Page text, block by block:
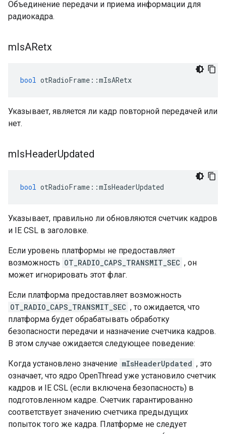
Объединение передачи и приема информации для
радиокадра.
mIsARetx
bool otRadioFrame ::mIsARetx
Указывает, является ли кадр повторной передачей или
нет.
mIsHeaderUpdated
bool otRadioFrame ::mIsHeaderUpdated
Указывает, правильно ли обновляются счетчик кадров
и IE CSL в заголовке.
Если уровень платформы не предоставляет
возможность OT_RADIO_CAPS_TRANSMIT_SEC , он
может игнорировать этот флаг.
Если платформа предоставляет возможность
OT_RADIO_CAPS_TRANSMIT_SEC , то ожидается, что
платформа будет обрабатывать обработку
безопасности передачи и назначение счетчика кадров.
В этом случае ожидается следующее поведение:
Когда установлено значение mIsHeaderUpdated , это
означает, что ядро ​​OpenThread уже установило счетчик
кадров и IE CSL (если включена безопасность) в
подготовленном кадре. Счетчик гарантированно
соответствует значению счетчика предыдущих
попыток того же кадра. Платформе не следует